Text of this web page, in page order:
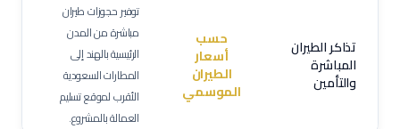
تذاكر الطيران
المباشرة
والتأمين
حسب
أسعار
الطيران
الموسمي
توفير حجوزات طيران
مباشرة من المدن
الرئيسية بالهند إلى
المطارات السعودية
الأقرب لموقع تسليم
العمالة بالمشروع.